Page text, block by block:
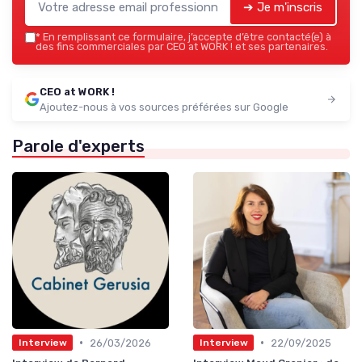
➔ Je m'inscris
* En remplissant ce formulaire, j’accepte d’être contacté(e) à
des fins commerciales par CEO at WORK ! et ses partenaires.
CEO at WORK !
Ajoutez-nous à vos sources préférées sur Google
Parole d'experts
Interview •
26/03/2026
Interview •
22/09/2025